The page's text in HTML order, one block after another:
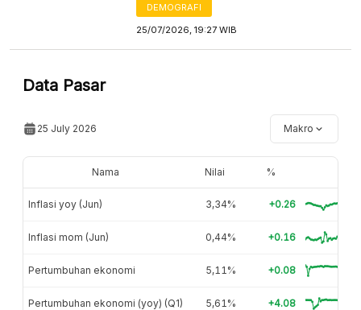
DEMOGRAFI
25/07/2026, 19:27 WIB
Data Pasar
25 July 2026 Makro
Nama Nilai %
Inflasi yoy (Jun) 3,34% +0.26
Inflasi mom (Jun) 0,44% +0.16
Pertumbuhan ekonomi 5,11% +0.08
Pertumbuhan ekonomi (yoy) (Q1) 5,61% +4.08